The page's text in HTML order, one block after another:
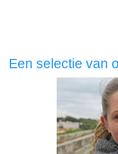
Een selectie van